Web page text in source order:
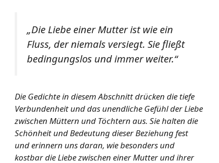
„Die Liebe einer Mutter ist wie ein
Fluss, der niemals versiegt. Sie fließt
bedingungslos und immer weiter.“
Die Gedichte in diesem Abschnitt drücken die tiefe
Verbundenheit und das unendliche Gefühl der Liebe
zwischen Müttern und Töchtern aus. Sie halten die
Schönheit und Bedeutung dieser Beziehung fest
und erinnern uns daran, wie besonders und
kostbar die Liebe zwischen einer Mutter und ihrer